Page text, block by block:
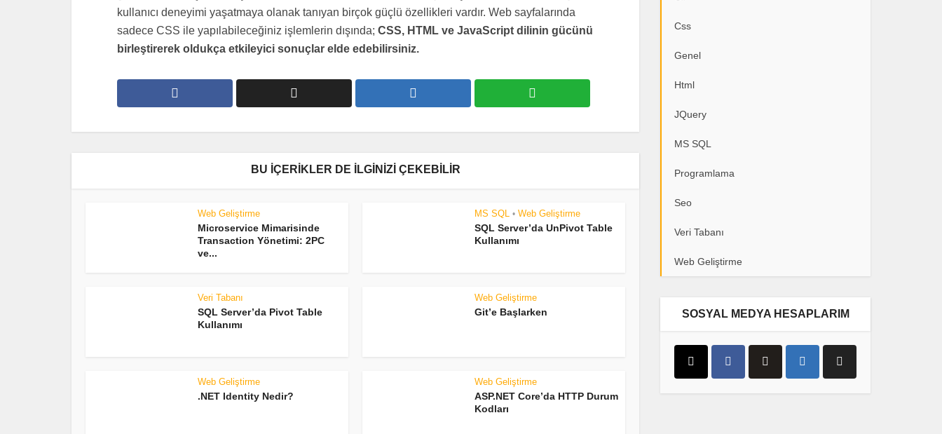
kullanıcı deneyimi yaşatmaya olanak tanıyan birçok güçlü özellikleri vardır. Web sayfalarında
sadece CSS ile yapılabileceğiniz işlemlerin dışında; CSS, HTML ve JavaScript dilinin gücünü
birleştirerek oldukça etkileyici sonuçlar elde edebilirsiniz.
BU İÇERIKLER DE İLGINIZI ÇEKEBILIR
Web Geliştirme
Microservice Mimarisinde
Transaction Yönetimi: 2PC
ve...
MS SQL • Web Geliştirme
SQL Server’da UnPivot Table
Kullanımı
Veri Tabanı
SQL Server’da Pivot Table
Kullanımı
Web Geliştirme
Git’e Başlarken
Web Geliştirme
.NET Identity Nedir?
Web Geliştirme
ASP.NET Core’da HTTP Durum
Kodları
Css
Genel
Html
JQuery
MS SQL
Programlama
Seo
Veri Tabanı
Web Geliştirme
SOSYAL MEDYA HESAPLARIM